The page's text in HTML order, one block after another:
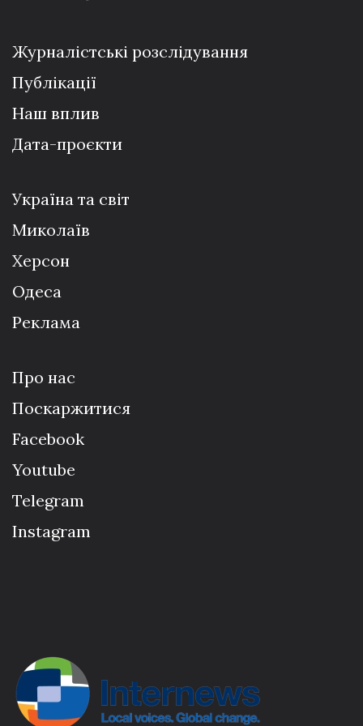
Журналістські розслідування
Публікації
Наш вплив
Дата-проєкти
Україна та світ
Миколаїв
Херсон
Одеса
Реклама
Про нас
Поскаржитися
Facebook
Youtube
Telegram
Instagram